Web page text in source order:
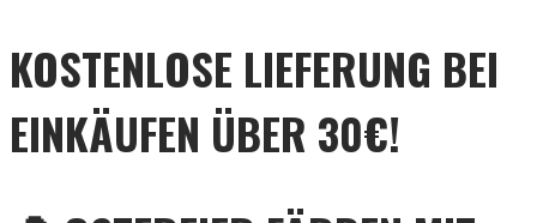
KOSTENLOSE LIEFERUNG BEI
EINKÄUFEN ÜBER 30€!